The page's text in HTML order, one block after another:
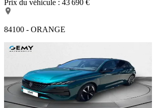
Prix du véhicule : 43 690 €
84100 - ORANGE